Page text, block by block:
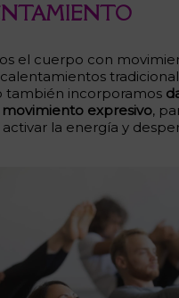
el cuerpo con
también incorporamos
expresivo,
la energía y